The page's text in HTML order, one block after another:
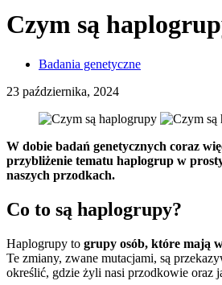
Czym są
Badania genetyczne
23 października, 2024
W dobie badań genetycznych coraz
przybliżenie tematu haplogrup w
naszych przodkach.
Co to są haplogrupy?
Haplogrupy to grupy osób, które mają
Te zmiany, zwane mutacjami, są
określić, gdzie żyli nasi przodkowie oraz